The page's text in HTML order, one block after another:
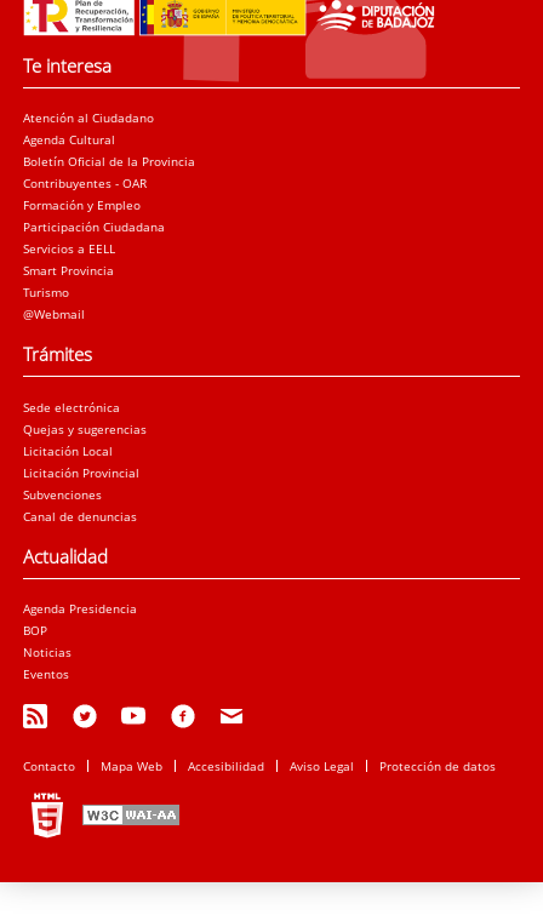
Te interesa
Atención al Ciudadano
Agenda Cultural
Boletín Oficial de la Provincia
Contribuyentes - OAR
Formación y Empleo
Participación Ciudadana
Servicios a EELL
Smart Provincia
Turismo
@Webmail
Trámites
Sede electrónica
Quejas y sugerencias
Licitación Local
Licitación Provincial
Subvenciones
Canal de denuncias
Actualidad
Agenda Presidencia
BOP
Noticias
Eventos
Contacto Mapa Web Accesibilidad Aviso Legal Protección de datos